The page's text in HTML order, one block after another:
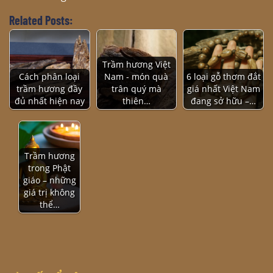
Related Posts:
Cách phân loại
trầm hương đầy
đủ nhất hiện nay
Trầm hương Việt
Nam - món quà
trân quý mà
thiên…
6 loại gỗ thơm đắt
giá nhất Việt Nam
đang sở hữu –…
Trầm hương
trong Phật
giáo – những
giá trị không
thể…